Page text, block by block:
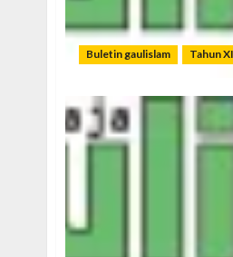
Buletin gaulislam Tahun